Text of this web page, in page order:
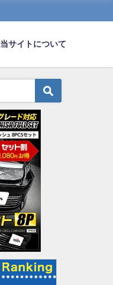
当サイトについて
三大車に「これだけは付け
け！」ってオプション「カ
ビ、ドラレコ、ETC」あと
は？
2021-08-30